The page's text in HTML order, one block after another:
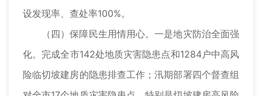
设发现率、查处率100%。
（四）保障民生用情用心。一是地灾防治全面强
化。完成全市142处地质灾害隐患点和1284户中高风
险临切坡建房的隐患排查工作；汛期部署四个督查组